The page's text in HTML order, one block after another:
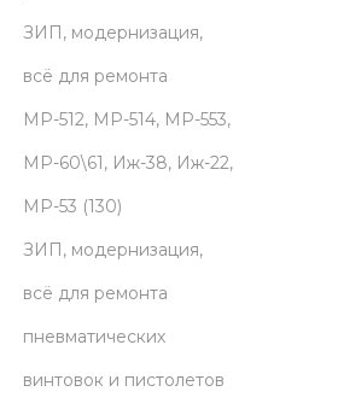
t
s
s
8
p
r
o
d
u
c
t
s
ЗИП, модернизация,
всё для ремонта
МР-512, МР-514, МР-553,
МР-60\61, Иж-38, Иж-22,
МР-53 1301
3
0
p
r
ЗИП, модернизация,
всё для ремонта
пневматических
винтовок и пистолетов